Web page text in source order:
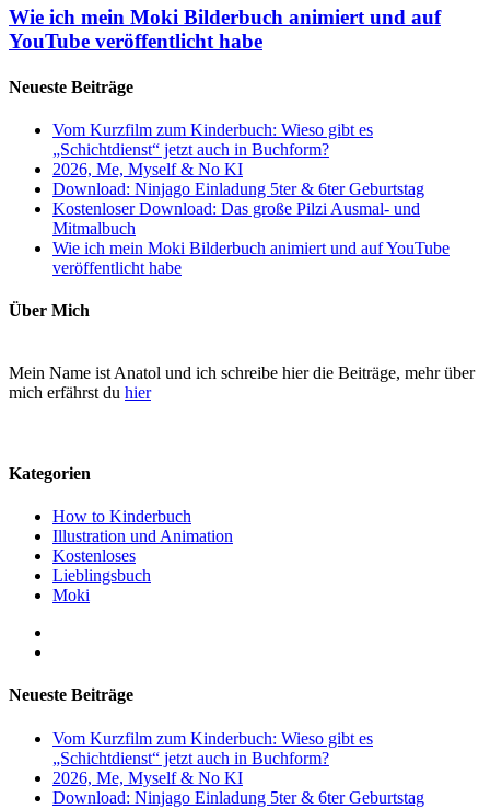
Wie ich mein Moki Bilderbuch animiert und auf
YouTube veröffentlicht habe
Neueste Beiträge
Vom Kurzfilm zum Kinderbuch: Wieso gibt es
„Schichtdienst“ jetzt auch in Buchform?
2026, Me, Myself & No KI
Download: Ninjago Einladung 5ter & 6ter Geburtstag
Kostenloser Download: Das große Pilzi Ausmal- und
Mitmalbuch
Wie ich mein Moki Bilderbuch animiert und auf YouTube
veröffentlicht habe
Über Mich
Mein Name ist Anatol und ich schreibe hier die Beiträge, mehr über
mich erfährst du hier
Kategorien
How to Kinderbuch
Illustration und Animation
Kostenloses
Lieblingsbuch
Moki
Neueste Beiträge
Vom Kurzfilm zum Kinderbuch: Wieso gibt es
„Schichtdienst“ jetzt auch in Buchform?
2026, Me, Myself & No KI
Download: Ninjago Einladung 5ter & 6ter Geburtstag